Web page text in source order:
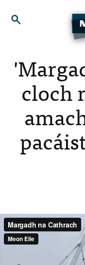
cloch